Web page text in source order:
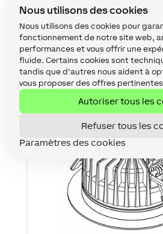
Nous utilisons des cookies
Nous utilisons des cookies pour
fonctionnement de notre site web,
performances et vous offrir une
fluide. Certains cookies sont
tandis que d'autres nous aident à
vous proposer des offres
Autoriser tous les
Refuser tous les
Paramètres des cookies
détaillée de la mise en
appareil Treeici.
Température
Spot LED RGBW Tree